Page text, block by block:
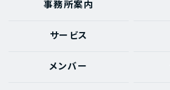
事務所案内
サービス
メンバー